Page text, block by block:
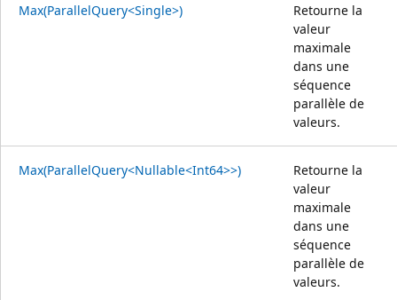
Max(ParallelQuery<Single>)
Retourne la
valeur
maximale
dans une
séquence
parallèle de
valeurs.
Max(ParallelQuery<Nullable<Int64>>)
Retourne la
valeur
maximale
dans une
séquence
parallèle de
valeurs.